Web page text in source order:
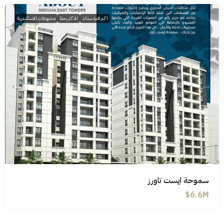
اكبر فترة سداد الاكثر بحثا مشروعات الاسكندرية
سموحة ايست تاورز
6.6M$